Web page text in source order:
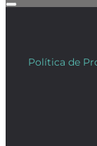
Política de